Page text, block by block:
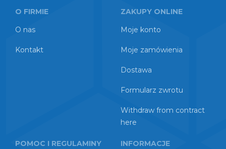
O FIRMIE
O nas
Kontakt
ZAKUPY ONLINE
Moje konto
Moje zamówienia
Dostawa
Formularz zwrotu
Withdraw from contract
here
POMOC I REGULAMINY
INFORMACJE